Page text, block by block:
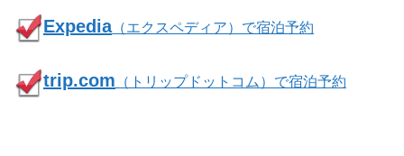
Expedia（エクスペディア）で宿泊予約
trip.com （トリップドットコム）で宿泊予約